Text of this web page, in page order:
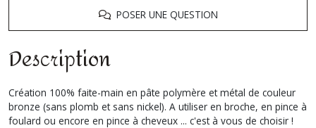
POSER UNE QUESTION
Description
Création 100% faite-main en pâte polymère et métal de couleur
bronze (sans plomb et sans nickel). A utiliser en broche, en pince à
foulard ou encore en pince à cheveux ... c'est à vous de choisir !